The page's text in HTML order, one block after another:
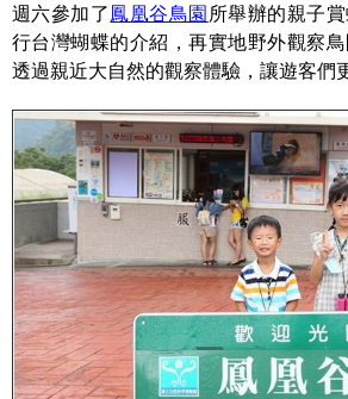
週六參加了鳳凰谷鳥園 所舉辦的親子
行台灣蝴蝶的介紹，再實地野外觀察鳥
透過親近大自然的觀察體驗，讓遊客們